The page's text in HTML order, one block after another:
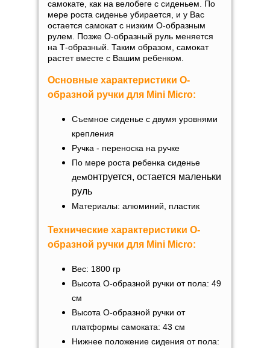
самокате, как на велобеге с сиденьем. По
мере роста сиденье убирается, и у Вас
остается самокат с низким О-образным
рулем. Позже О-образный руль меняется
на Т-образный. Таким образом, самокат
растет вместе с Вашим ребенком.
Основные характеристики O-
образной ручки для Mini Micro:
Съемное сиденье с двумя уровнями
крепления
Ручка - переноска на ручке
По мере роста ребенка сиденье
демонтруется, остается маленьки
руль
Материалы: алюминий, пластик
Технические характеристики O-
образной ручки для Mini Micro:
Вес: 1800 гр
Высота О-образной ручки от пола: 49
см
Высота О-образной ручки от
платформы самоката: 43 см
Нижнее положение сидения от пола: